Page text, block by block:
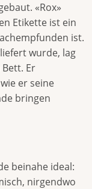
«Rox»
Etikette ist ein
ist.
wurde, lag
Er
er seine
bringen
beinahe ideal:
nirgendwo